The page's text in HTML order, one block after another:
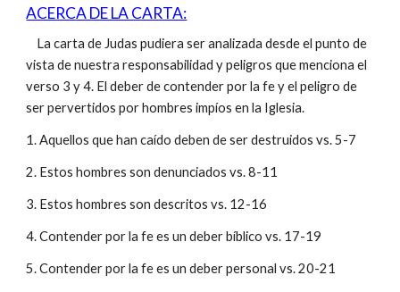
ACERCA DE LA CARTA:
La carta de Judas pudiera ser analizada desde el punto de
vista de nuestra responsabilidad y peligros que menciona el
verso 3 y 4. El deber de contender por la fe y el peligro de
ser pervertidos por hombres impíos en la Iglesia.
1. Aquellos que han caído deben de ser destruidos vs. 5-7
2. Estos hombres son denunciados vs. 8-11
3. Estos hombres son descritos vs. 12-16
4. Contender por la fe es un deber bíblico vs. 17-19
5. Contender por la fe es un deber personal vs. 20-21